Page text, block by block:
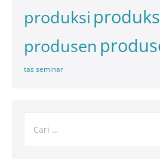
produksi
produsen
tas seminar